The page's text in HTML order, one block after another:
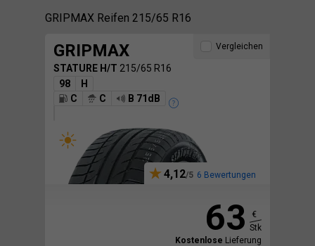
GRIPMAX Reifen 215/65 R16
GRIPMAX
STATURE H/T 215/65 R16
98
H
C
C B 71dB
4,12 6 Bewertungen
Vergleichen
63
€
Stk
Kostenlose Lieferung